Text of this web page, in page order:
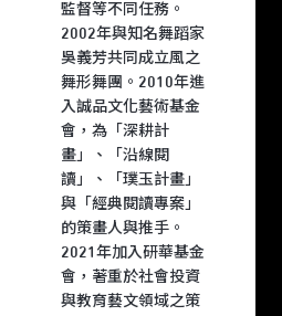
監督等不同任務。
2002年與知名舞蹈家
吳義芳共同成立風之
舞形舞團。2010年進
入誠品文化藝術基金
會，為「深耕計
畫」、「沿線閱
讀」、「璞玉計畫」
與「經典閱讀專案」
的策畫人與推手。
2021年加入研華基金
會，著重於社會投資
與教育藝文領域之策